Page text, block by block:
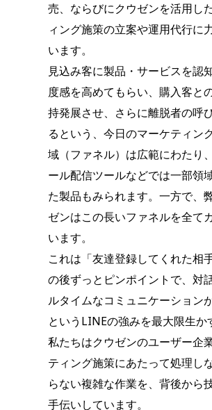
売、ならびにクウゼンを活用し
ィング施策の立案や運用代行に
います。
見込み客に製品・サービスを認
度感を高めてもらい、購入客と
持発展させ、さらに離脱者の呼
るという、今日のマーケティン
域（ファネル）は広範にわたり
ール配信ツールなどでは一部領
た製品もみられます。一方で、
ゼンはこの長いファネルを全て
います。
これは「友達登録してくれた相
の後ずっとピンポイントで、対
ルタイムなコミュニケーション
というLINEの強みを最大限生か
私たちはクウゼンのユーザー企
ティング施策にあたって処理し
らない複雑な作業を、背後から
手伝いしています。